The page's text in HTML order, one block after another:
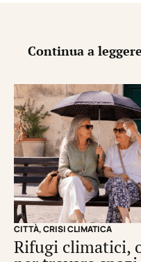
Continua a leggere
CITTÀ,CRISI CLIMATICA
Rifugi climatici,